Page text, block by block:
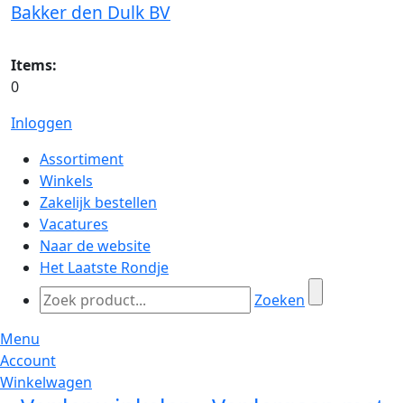
Bakker den Dulk BV
Items:
0
Inloggen
Assortiment
Winkels
Zakelijk bestellen
Vacatures
Naar de website
Het Laatste Rondje
Zoeken
Menu
Account
Winkelwagen